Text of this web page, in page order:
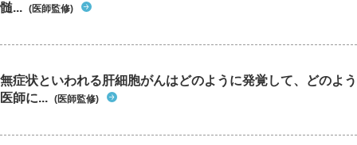
髄... (医師監修)
無症状といわれる肝細胞がんはどのように発覚して、どのよ
医師に... (医師監修)